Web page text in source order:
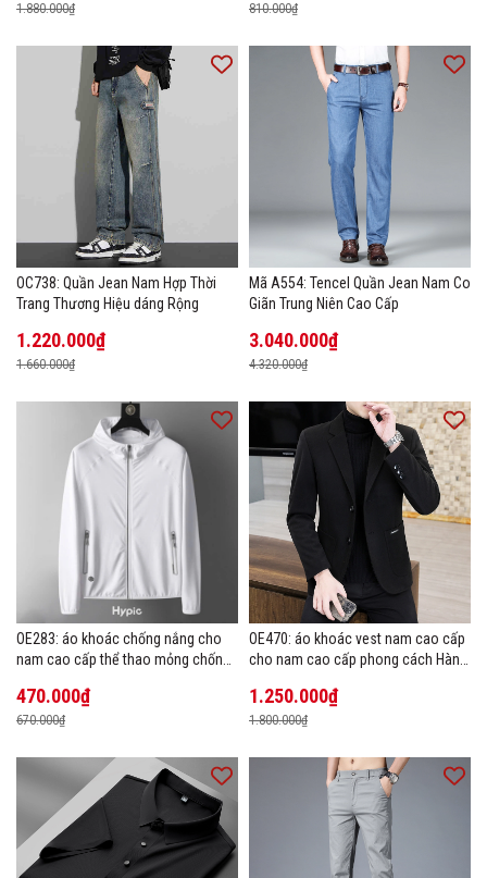
1.880.000₫ 810.000₫
OC738: Quần Jean Nam Hợp Thời
Trang Thương Hiệu dáng Rộng
1.220.000₫
1.660.000₫
Mã A554: Tencel Quần Jean Nam Co
Giãn Trung Niên Cao Cấp
3.040.000₫
4.320.000₫
OE283: áo khoác chống nắng cho
nam cao cấp thể thao mỏng chống
470.000₫
670.000₫
OE470: áo khoác vest nam cao cấp
cho nam cao cấp phong cách Hàn
1.250.000₫
1.800.000₫